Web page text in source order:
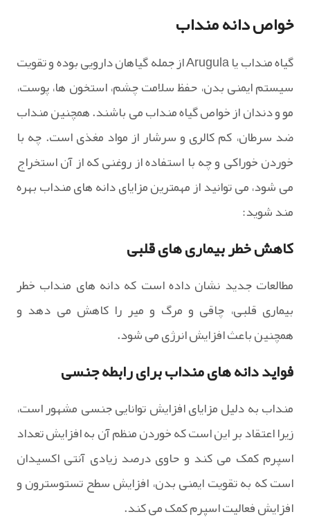
خواص دانه منداب
گیاه منداب یا Arugula از جمله گیاهان دارویی بوده و تقویت
سیستم ایمنی بدن، حفظ سلامت چشم، استخون ها، پوست،
مو و دندان از خواص گیاه منداب می باشند. همچنین منداب
ضد سرطان، کم کالری و سرشار از مواد مغذی است. چه با
خوردن خوراکی و چه با استفاده از روغنی که از آن استخراج
می شود، می توانید از مهمترین مزایای دانه های منداب بهره
مند شوید:
کاهش خطر بیماری های قلبی
مطالعات جدید نشان داده است که دانه های منداب خطر
بیماری قلبی، چاقی و مرگ و میر را کاهش می دهد و
همچنین باعث افزایش انرژی می شود.
فواید دانه های منداب برای رابطه جنسی
منداب به دلیل مزایای افزایش توانایی جنسی مشهور است،
زیرا اعتقاد بر این است که خوردن منظم آن به افزایش تعداد
اسپرم کمک می کند و حاوی درصد زیادی آنتی اکسیدان
است که به تقویت ایمنی بدن، افزایش سطح تستوسترون و
افزایش فعالیت اسپرم کمک می کند.